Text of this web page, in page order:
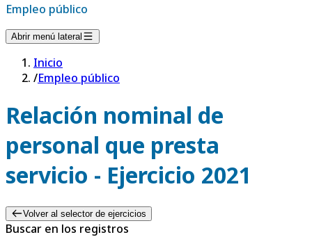
Empleo público
Abrir menú lateral
Inicio
/Empleo público
Relación nominal de
personal que presta
servicio - Ejercicio 2021
Volver al selector de ejercicios
Buscar en los registros